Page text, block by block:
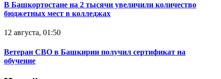
В Башкортостане на 2 тысячи увеличили количество
бюджетных мест в колледжах
12 августа, 01:50
Ветеран СВО в Башкирии получил сертификат на
обучение